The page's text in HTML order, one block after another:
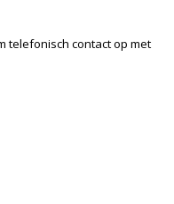
telefonisch contact op met